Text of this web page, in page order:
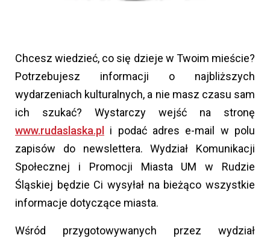
Chcesz wiedzieć, co się dzieje w Twoim mieście?
Potrzebujesz informacji o najbliższych
wydarzeniach kulturalnych, a nie masz czasu sam
ich szukać? Wystarczy wejść na stronę
www.rudaslaska.pl
i podać adres e-mail w polu
zapisów do newslettera. Wydział Komunikacji
Społecznej i Promocji Miasta UM w Rudzie
Śląskiej będzie Ci wysyłał na bieżąco wszystkie
informacje dotyczące miasta.
Wśród przygotowywanych przez wydział